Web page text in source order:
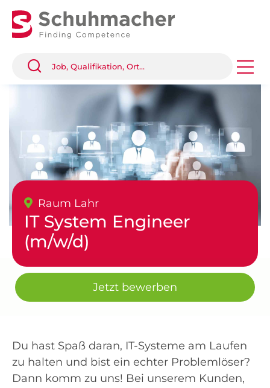
Raum Lahr
IT System Engineer
(m/w/d)
Jetzt bewerben
Du hast Spaß daran, IT-Systeme am Laufen
zu halten und bist ein echter Problemlöser?
Dann komm zu uns! Bei unserem Kunden,